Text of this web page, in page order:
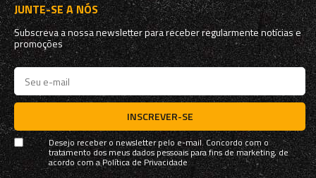
JUNTE-SE A NÓS
Subscreva a nossa newsletter para receber regularmente notícias e
promoções
INSCREVER-SE
Desejo receber o newsletter pelo e-mail. Concordo com o
tratamento dos meus dados pessoais para fins de marketing, de
acordo com aPolítica de Privacidade